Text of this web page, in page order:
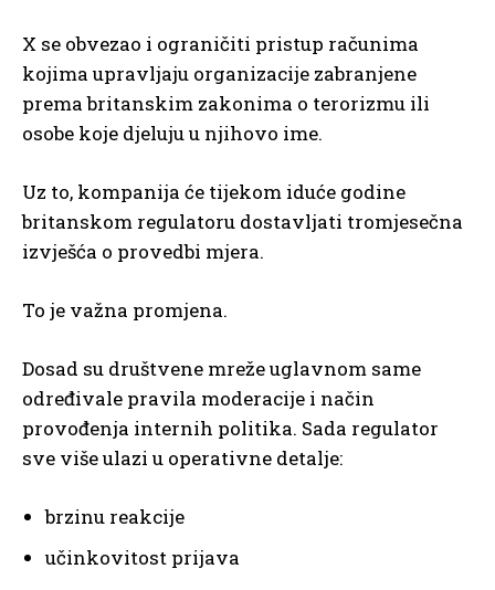
X se obvezao i ograničiti pristup računima
kojima upravljaju organizacije zabranjene
prema britanskim zakonima o terorizmu ili
osobe koje djeluju u njihovo ime.
Uz to, kompanija će tijekom iduće godine
britanskom regulatoru dostavljati tromjesečna
izvješća o provedbi mjera.
To je važna promjena.
Dosad su društvene mreže uglavnom same
određivale pravila moderacije i način
provođenja internih politika. Sada regulator
sve više ulazi u operativne detalje:
brzinu reakcije
učinkovitost prijava